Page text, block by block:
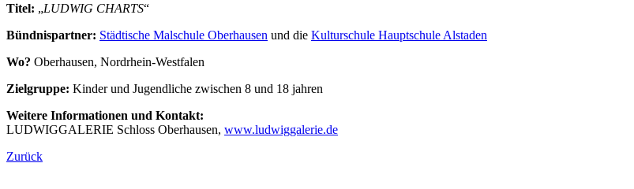
Titel: „LUDWIG CHARTS“
Bündnispartner: Städtische Malschule Oberhausen und die Kulturschule Hauptschule Alstaden
Wo? Oberhausen, Nordrhein-Westfalen
Zielgruppe: Kinder und Jugendliche zwischen 8 und 18 jahren
Weitere Informationen und Kontakt:
LUDWIGGALERIE Schloss Oberhausen, www.ludwiggalerie.de
Zurück